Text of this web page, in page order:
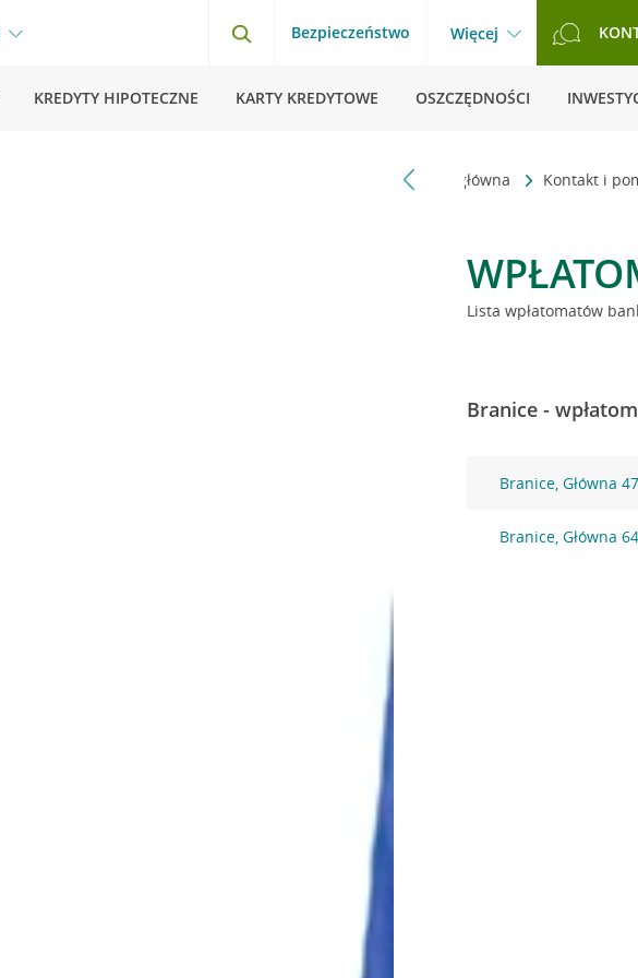
Bezpieczeństwo Więcej
KREDYTY HIPOTECZNE KARTY KREDYTOWE OSZCZĘDNOŚCI
Strona główna Kontakt i
Lista wpłatomatów
Branice -
Branice, Główna
Branice, Główna